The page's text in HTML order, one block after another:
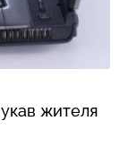
жителя